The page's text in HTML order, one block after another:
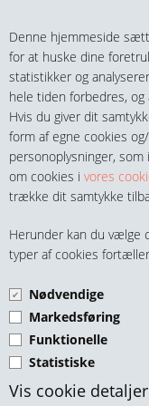
Denne hjemmeside
for at huske dine
statistikker og
hele tiden forbedres,
Hvis du giver dit
form af egne cookies
personoplysninger,
om cookies i vores
trække dit samtykke
Herunder kan du vælge
typer af cookies
Nødvendige
Markedsføring
Funktionelle
Statistiske
Vis cookie detaljer
MENU
HANER & VENTILER
SLANGER,
RØR & TILBEHØR
TEKNIK & AUTOMATIK
LIGE Slangenippel
Vinkel
Teltech.dk, Skovvejen